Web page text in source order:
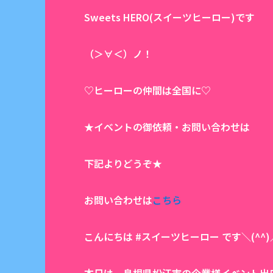
Sweets HERO(スイーツヒーロー)です
（＞∀＜）ノ！
♡ヒーローの仲間は全国に♡
★イベントの御依頼・お問い合わせは
下記よりどうぞ★
お問い合わせはこちら
こんにちは #スイーツヒーロー です＼(^^)